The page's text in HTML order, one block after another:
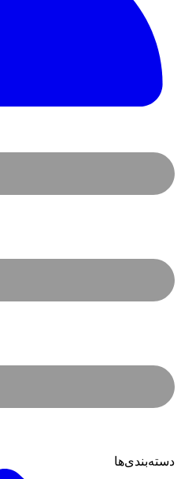
دسته‌بندی‌ها